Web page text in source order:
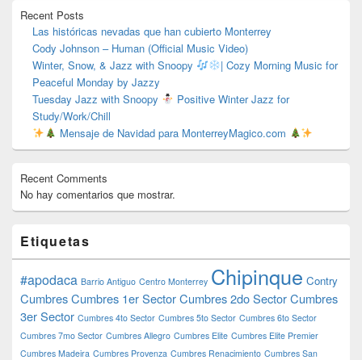
Recent Posts
Las históricas nevadas que han cubierto Monterrey
Cody Johnson – Human (Official Music Video)
Winter, Snow, & Jazz with Snoopy
| Cozy Morning Music for
Peaceful Monday by Jazzy
Tuesday Jazz with Snoopy
Positive Winter Jazz for
Study/Work/Chill
Mensaje de Navidad para MonterreyMagico.com
Recent Comments
No hay comentarios que mostrar.
Etiquetas
#apodaca Barrio Antiguo Centro Monterrey Chipinque Contry
CumbresCumbres 1er SectorCumbres 2do SectorCumbres
3er Sector Cumbres 4to Sector Cumbres 5to Sector Cumbres 6to Sector
Cumbres 7mo Sector Cumbres Allegro Cumbres Elite Cumbres Elite Premier
Cumbres Madeira Cumbres Provenza Cumbres Renacimiento Cumbres San